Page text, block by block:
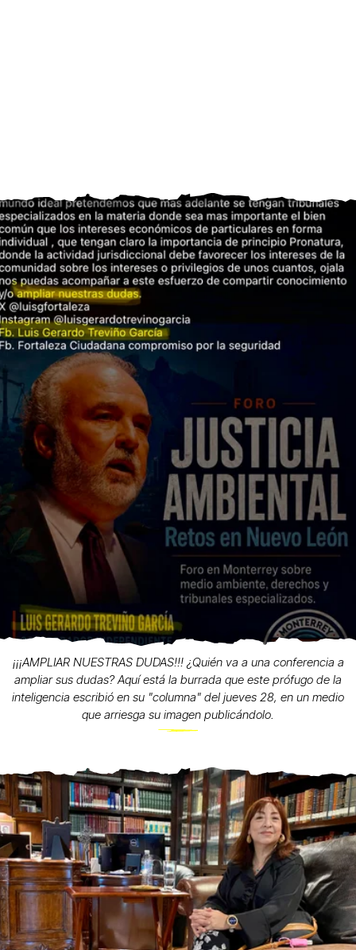
¡¡¡AMPLIAR NUESTRAS DUDAS!!! ¿Quién va a una conferencia a
ampliar sus dudas? Aquí está la burrada que este prófugo de la
inteligencia escribió en su "columna" del jueves 28, en un medio
que arriesga su imagen publicándolo.